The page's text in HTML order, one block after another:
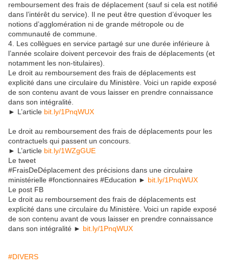
remboursement des frais de déplacement (sauf si cela est notifié
dans l’intérêt du service). Il ne peut être question d’évoquer les
notions d’agglomération ni de grande métropole ou de
communauté de commune.
4. Les collègues en service partagé sur une durée inférieure à
l’année scolaire doivent percevoir des frais de déplacements (et
notamment les non-titulaires).
Le droit au remboursement des frais de déplacements est
explicité dans une circulaire du Ministère. Voici un rapide exposé
de son contenu avant de vous laisser en prendre connaissance
dans son intégralité.
► L’article bit.ly/1PnqWUX
Le droit au remboursement des frais de déplacements pour les
contractuels qui passent un concours.
► L’article bit.ly/1WZgGUE
Le tweet
#FraisDeDéplacement des précisions dans une circulaire
ministérielle #fonctionnaires #Education ► bit.ly/1PnqWUX
Le post FB
Le droit au remboursement des frais de déplacements est
explicité dans une circulaire du Ministère. Voici un rapide exposé
de son contenu avant de vous laisser en prendre connaissance
dans son intégralité ► bit.ly/1PnqWUX
#DIVERS